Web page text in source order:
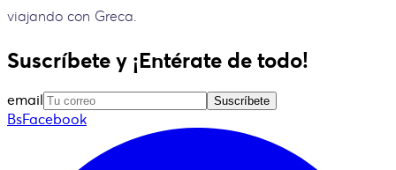
viajando con Greca.
Suscríbete y ¡Entérate de todo!
email Suscríbete
BsFacebook